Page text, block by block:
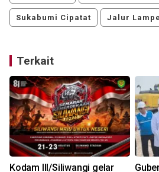
Sukabumi Cipatat Jalur
Terkait
Kodam III/Siliwangi gelar